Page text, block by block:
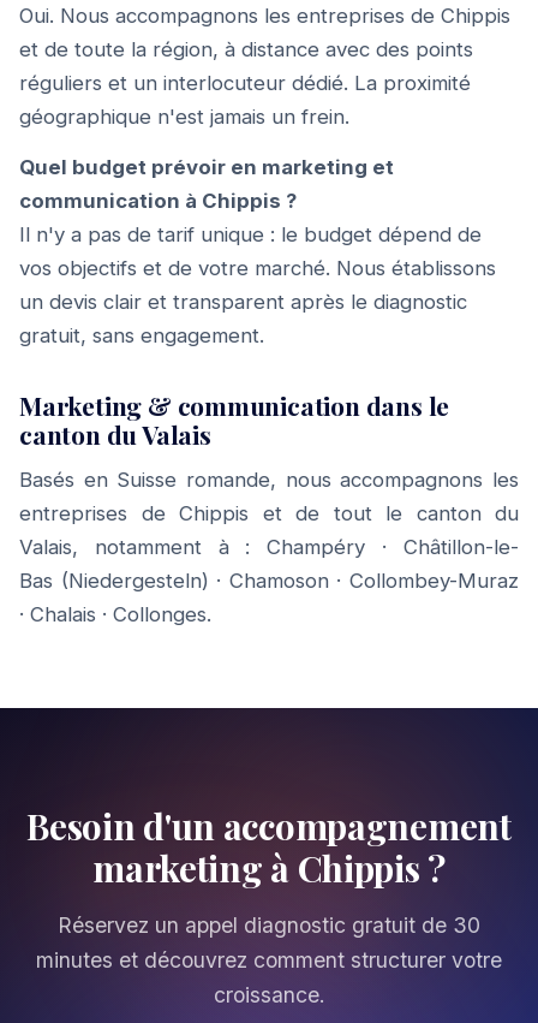
Oui. Nous accompagnons les entreprises de Chippis
et de toute la région, à distance avec des points
réguliers et un interlocuteur dédié. La proximité
géographique n'est jamais un frein.
Quel budget prévoir en marketing et
communication à Chippis ?
Il n'y a pas de tarif unique : le budget dépend de
vos objectifs et de votre marché. Nous établissons
un devis clair et transparent après le diagnostic
gratuit, sans engagement.
Marketing & communication dans le
canton du Valais
Basés en Suisse romande, nous accompagnons les
entreprises de Chippis et de tout le canton du
Valais, notamment à :Champéry ·Châtillon-le-
Bas (Niedergesteln) · Chamoson·Collombey-Muraz
· Chalais · Collonges.
Besoin d'un accompagnement
marketing à Chippis ?
Réservez un appel diagnostic gratuit de 30
minutes et découvrez comment structurer votre
croissance.